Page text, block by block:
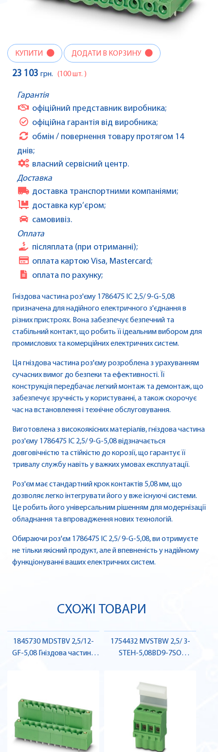
КУПИТИ ДОДАТИ В КОРЗИНУ
23 103 грн. (100 шт. )
Гарантія
офіційний представник виробника;
офіційна гарантія від виробника;
обмін / повернення товару протягом 14
днів;
власний сервісний центр.
Доставка
доставка транспортними компаніями;
доставка кур’єром;
самовивіз.
Оплата
післяплата (при отриманні);
оплата картою Visa, Mastercard;
оплата по рахунку;
Гніздова частина роз'єму 1786475 IC 2,5/ 9-G-5,08
призначена для надійного електричного з'єднання в
різних пристроях. Вона забезпечує безпечний та
стабільний контакт, що робить її ідеальним вибором для
промислових та комерційних електричних систем.
Ця гніздова частина роз'єму розроблена з урахуванням
сучасних вимог до безпеки та ефективності. Її
конструкція передбачає легкий монтаж та демонтаж, що
забезпечує зручність у користуванні, а також скорочує
час на встановлення і технічне обслуговування.
Виготовлена з високоякісних матеріалів, гніздова частина
роз'єму 1786475 IC 2,5/ 9-G-5,08 відзначається
довговічністю та стійкістю до корозії, що гарантує її
тривалу службу навіть у важких умовах експлуатації.
Роз'єм має стандартний крок контактів 5,08 мм, що
дозволяє легко інтегрувати його у вже існуючі системи.
Це робить його універсальним рішенням для модернізації
обладнання та впровадження нових технологій.
Обираючи роз'єм 1786475 IC 2,5/ 9-G-5,08, ви отримуєте
не тільки якісний продукт, але й впевненість у надійному
функціонуванні ваших електричних систем.
СХОЖІ ТОВАРИ
1845730 MDSTBV 2,5/12-
GF-5,08 Гніздова частина
1754432 MVSTBW 2,5/ 3-
STEH-5,08BD9-7SO